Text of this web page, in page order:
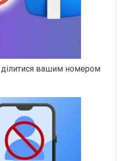
ділитися вашим номером